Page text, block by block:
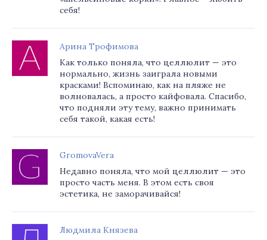
себя!
Арина Трофимова
Как только поняла, что целлюлит — это
нормально, жизнь заиграла новыми
красками! Вспоминаю, как на пляже не
волновалась, а просто кайфовала. Спасибо,
что подняли эту тему, важно принимать
себя такой, какая есть!
GromovaVera
Недавно поняла, что мой целлюлит — это
просто часть меня. В этом есть своя
эстетика, не заморачивайся!
Людмила Князева